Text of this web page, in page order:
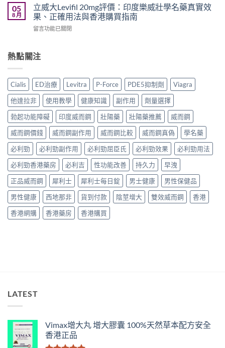
廠
與
學
購
買
較〉
中
選？
2026
效
錢、
用
全
面
比
較
與
香
港
買
指
南〉
中
好？
Cenforce-
100、
Kamagra
Oral
面
比
較〉
中
20mg
香
港
哪
犀
學
名
藥
購
買
渠
道、
價
與
真
假
辨
別
指
南〉
中
05
8 月
立威大Levifil 20mg評價：印度樂威壯學名藥真實效
果、正確用法與香港購買指南
在
大
Levifil
評
價：
印
度
樂
威
壯
學
藥
真
實
效
果、
正
確
用
中
留言功能已關閉
熱點關注
Cialis ED治療 Levitra P-Force PDE5抑制劑
Viagra
他達拉非
使用教學 健康知識 副作用
劑量選擇
勃起功能障礙
印度威而鋼 壯陽藥 壯陽藥推薦
威而鋼
威而鋼價錢
威而鋼副作用 威而鋼比較 威而鋼真偽
學名藥
必利勁
必利勁副作用 必利勁屈臣氏 必利勁效果
必利勁用法
必利勁香港藥房
必利吉 性功能改善 持久力
早洩
正品威而鋼
犀利士 犀利士每日錠 男士健康
男性保健品
男性健康
西地那非 貨到付款 陰莖增大 雙效威而鋼
香港
香港網購
香港藥房 香港購買
LATEST
Vimax增大丸 增大膠囊 100%天然草本配方安全
香港正品